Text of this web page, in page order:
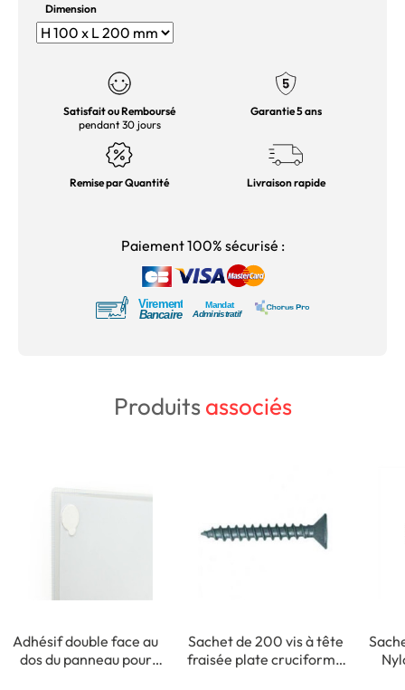
Dimension
Satisfait ou Remboursé
pendant 30 jours
Garantie 5 ans
Remise par Quantité Livraison rapide
Paiement 100% sécurisé :
Produitsassociés
Adhésif double face au
dos du panneau pour
Sachet de 200 vis à tête
fraisée plate cruciforme